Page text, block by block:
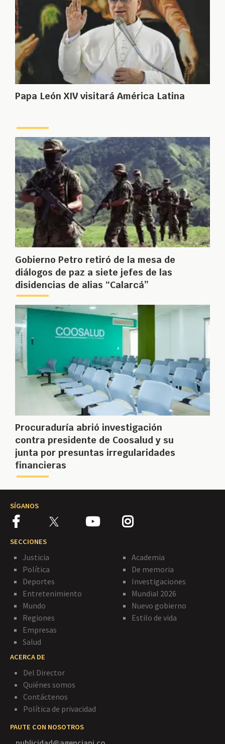
Papa León XIV visitará América Latina
Gobierno Petro retiró de la mesa de
diálogos de paz a siete jefes de las
disidencias de alias “Calarcá”
Procuraduría abrió investigación
contra presidente de Coosalud y su
junta por presuntas irregularidades
financieras
SÍGANOS
SECCIONES
Justicia
Política
Deportes
Entretenimiento
Mundo
Regiones
Empresas
Salud
Academia
De memoria
Investigaciones
Mundial 2026
Nuevo gobierno
Estilo de vida
ACERCA DE
Del Director
Quiénes somos
Contáctenos
Política de privacidad
PAUTE CON NOSOTROS